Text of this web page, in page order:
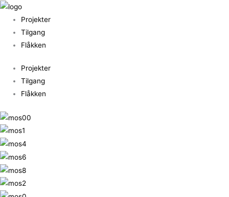
Gå
indholdet
Projekter
Tilgang
Flåkken
Projekter
Tilgang
Flåkken